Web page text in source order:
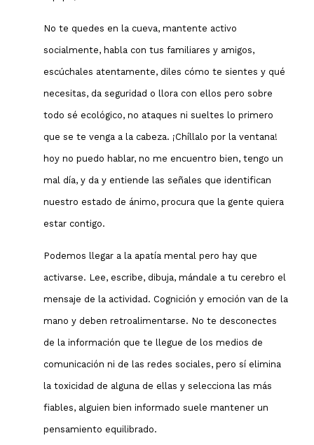
No te quedes en la cueva, mantente activo
socialmente, habla con tus familiares y amigos,
escúchales atentamente, diles cómo te sientes y qué
necesitas, da seguridad o llora con ellos pero sobre
todo sé ecológico, no ataques ni sueltes lo primero
que se te venga a la cabeza. ¡Chíllalo por la ventana!
hoy no puedo hablar, no me encuentro bien, tengo un
mal día, y da y entiende las señales que identifican
nuestro estado de ánimo, procura que la gente quiera
estar contigo.
Podemos llegar a la apatía mental pero hay que
activarse. Lee, escribe, dibuja, mándale a tu cerebro el
mensaje de la actividad. Cognición y emoción van de la
mano y deben retroalimentarse. No te desconectes
de la información que te llegue de los medios de
comunicación ni de las redes sociales, pero sí elimina
la toxicidad de alguna de ellas y selecciona las más
fiables, alguien bien informado suele mantener un
pensamiento equilibrado.